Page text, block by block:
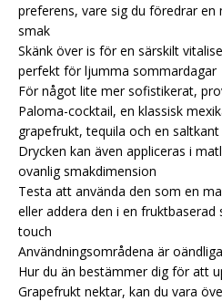
preferens, vare sig du föredrar en
smak
Skänk över is för en särskilt
perfekt för ljumma sommardagar
För något lite mer sofistikerat,
Paloma-cocktail, en klassisk
grapefrukt, tequila och en saltkant
Drycken kan även appliceras i
ovanlig smakdimension
Testa att använda den som en
eller addera den i en
touch
Användningsområdena är oändliga
Hur du än bestämmer dig för att
Grapefrukt nektar, kan du vara